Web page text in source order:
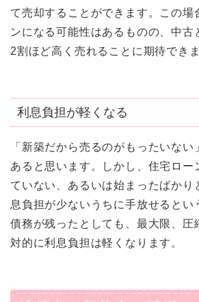
て売却することができます。この場
ンになる可能性はあるものの、中古
2割ほど高く売れることに期待できま
利息負担が軽くなる
「新築だから売るのがもったいない
あると思います。しかし、住宅ロー
ていない、あるいは始まったばかり
息負担が少ないうちに手放せるとい
債務が残ったとしても、最大限、圧
対的に利息負担は軽くなります。